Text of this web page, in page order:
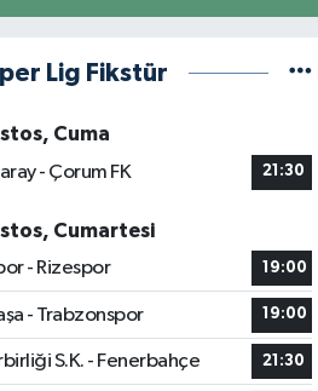
Lig Fikstür
Cuma
- Çorum FK
21:30
Cumartesi
- Rizespor
19:00
- Trabzonspor 19:00
S.K. - Fenerbahçe 21:30